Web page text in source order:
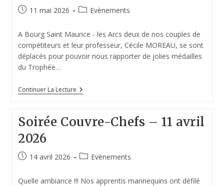
11 mai 2026 Evènements
A Bourg Saint Maurice - les Arcs deux de nos couples de
compétiteurs et leur professeur, Cécile MOREAU, se sont
déplacés pour pouvoir nous rapporter de jolies médailles
du Trophée…
Continuer La Lecture
Soirée Couvre-Chefs – 11 avril
2026
14 avril 2026 Evènements
Quelle ambiance !!! Nos apprentis mannequins ont défilé